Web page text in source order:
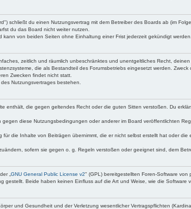
schließt du einen Nutzungsvertrag mit dem Betreiber des Boards ab (im
du das Board nicht weiter nutzen.
von beiden Seiten ohne Einhaltung einer Frist jederzeit gekündigt werden.
zeitlich und räumlich unbeschränktes und unentgeltliches Recht,
die als Bestandteil des Forumsbetriebs eingesetzt werden.
Zwecken findet nicht statt.
Nutzungsvertrages bestehen.
enthält, die gegen geltendes Recht oder die guten Sitten verstoßen. Du
diese Nutzungsbedingungen oder anderer im Board veröffentlichten
die Inhalte von Beiträgen übernimmt, die er nicht selbst erstellt hat oder
sofern sie gegen o. g. Regeln verstoßen oder geeignet sind, dem
„ GNU General Public License v2" (GPL) bereitgestellten Foren-Software
gestellt. Beide haben keinen Einfluss auf die Art und Weise, wie die Software
und Gesundheit und der Verletzung wesentlicher Vertragspflichten